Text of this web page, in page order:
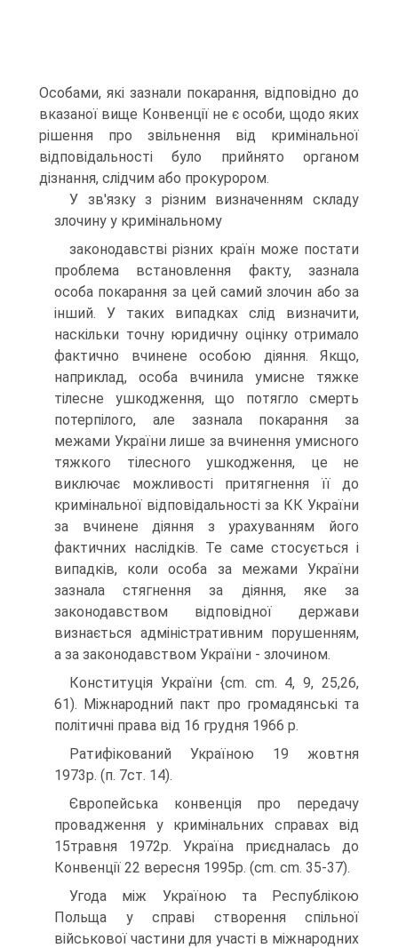
Особами, які зазнали покарання, відповідно до
вказаної вище Конвенції не є особи, щодо яких
рішення про звільнення від кримінальної
відповідальності було прийнято органом
дізнання, слідчим або прокурором.
У зв'язку з різним визначенням складу
злочину у кримінальному
законодавстві різних країн може постати
проблема встановлення факту, зазнала
особа покарання за цей самий злочин або за
інший. У таких випадках слід визначити,
наскільки точну юридичну оцінку отримало
фактично вчинене особою діяння. Якщо,
наприклад, особа вчинила умисне тяжке
тілесне ушкодження, що потягло смерть
потерпілого, але зазнала покарання за
межами України лише за вчинення умисного
тяжкого тілесного ушкодження, це не
виключає можливості притягнення її до
кримінальної відповідальності за КК України
за вчинене діяння з урахуванням його
фактичних наслідків. Те саме стосується і
випадків, коли особа за межами України
зазнала стягнення за діяння, яке за
законодавством відповідної держави
визнається адміністративним порушенням,
а за законодавством України - злочином.
Конституція України {cm. cm. 4, 9, 25,26,
61). Міжнародний пакт про громадянські та
політичні права від 16 грудня 1966 р.
Ратифікований Україною 19 жовтня
1973р. (п. 7ст. 14).
Європейська конвенція про передачу
провадження у кримінальних справах від
15травня 1972р. Україна приєдналась до
Конвенції 22 вересня 1995р. (cm. cm. 35-37).
Угода між Україною та Республікою
Польща у справі створення спільної
військової частини для участі в міжнародних